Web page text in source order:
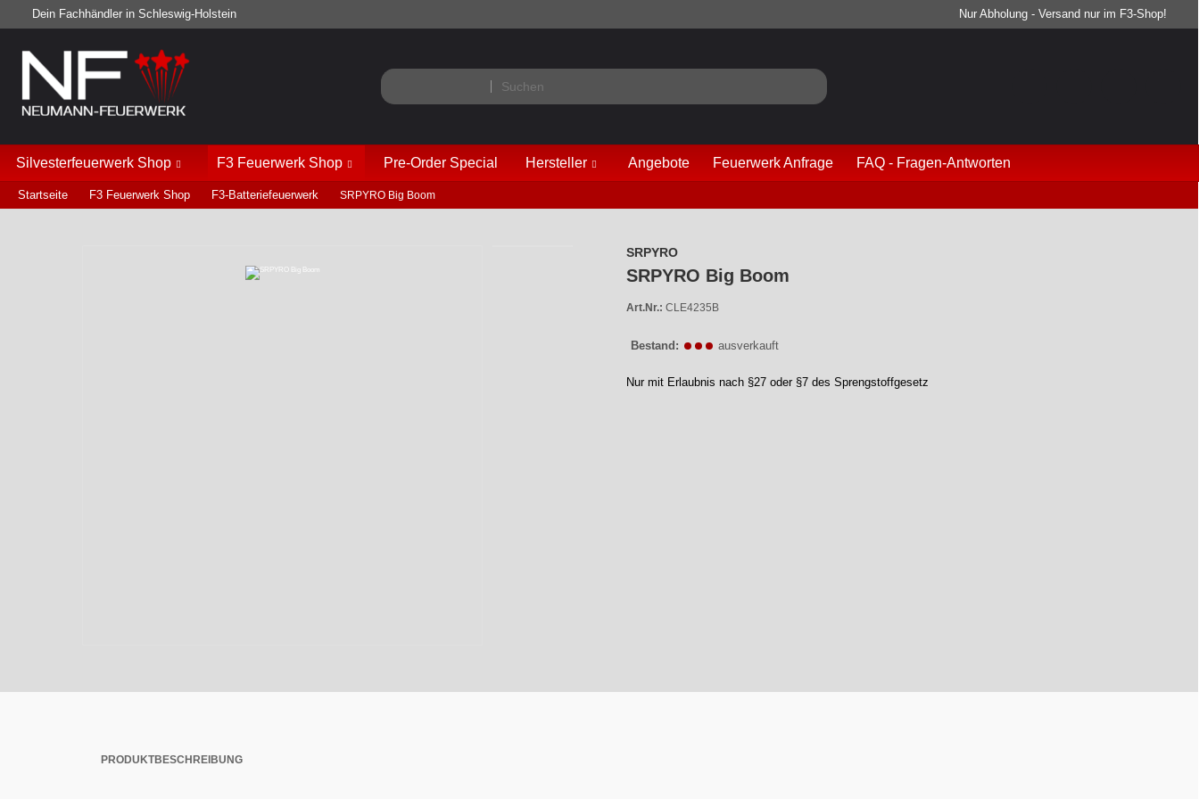
Dein Fachhändler in Schleswig-Holstein Nur Abholung - Versand nur im F3-Shop!
Silvesterfeuerwerk Shop F3 Feuerwerk Shop Pre-Order Special Hersteller Angebote Feuerwerk Anfrage FAQ - Fragen-Antworten
Startseite F3 Feuerwerk Shop F3-Batteriefeuerwerk SRPYRO Big Boom
SRPYRO
SRPYRO Big Boom
Art.Nr.: CLE4235B
Bestand: ausverkauft
Nur mit Erlaubnis nach §27 oder §7 des Sprengstoffgesetz
PRODUKTBESCHREIBUNG